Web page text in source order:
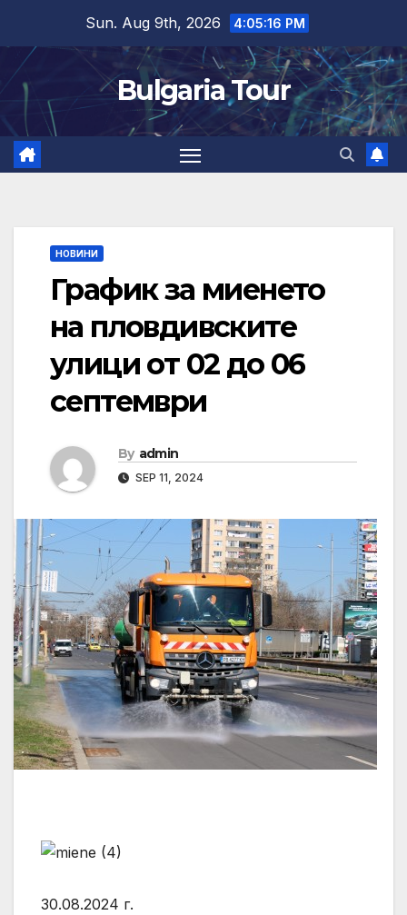
content
Sun. Aug 9th, 2026 4:05:17 PM
Bulgaria Tour
НОВИНИ
График за миенето
на пловдивските
улици от 02 до 06
септември
By admin
SEP 11, 2024
30.08.2024 г.